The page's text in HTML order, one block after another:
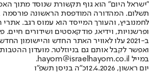
"ישראל היום" הוא גוף תקשורת שנוסד מתוך
ופרשנויות, וידיאו, פודקאסטים ושידורים
ב-2021 עלו לאוויר האתר החדש
ואפשר לקבל אותם גם בניוזלטר. מועדון
במייל hayom@israelhayom.co.il.
יום ראשון, 12.4.2026
כ"ה בניסן תשפ"ו